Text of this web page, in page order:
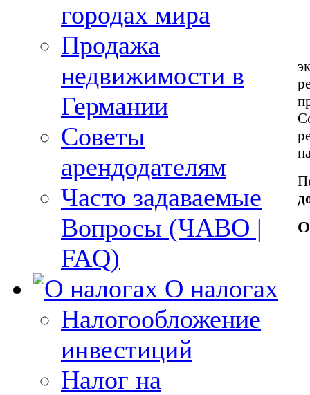
городах мира
Продажа
недвижимости в
Германии
Советы
арендодателям
Часто задаваемые
Вопросы (ЧАВО |
FAQ)
О налогах
Налогообложение
инвестиций
Налог на